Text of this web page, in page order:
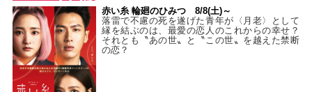
赤い糸 輪廻のひみつ 8/8(土)～
落雷で不慮の死を遂げた青年が〈月老〉として
縁を結ぶのは、最愛の恋人のこれからの幸せ？
それとも〝あの世〟と〝この世〟を越えた禁断
の恋？